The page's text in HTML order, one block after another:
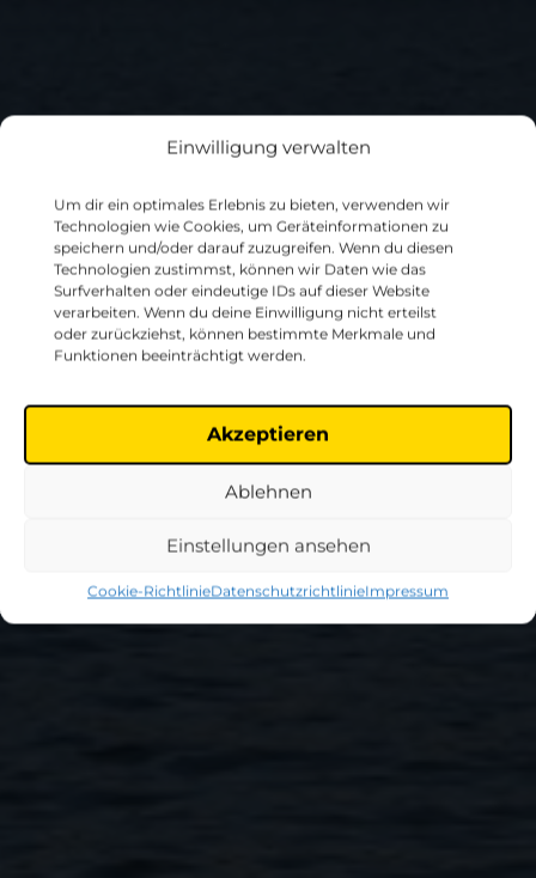
Einwilligung verwalten
Um dir ein optimales Erlebnis zu bieten, verwenden wir
Technologien wie Cookies, um Geräteinformationen zu
speichern und/oder darauf zuzugreifen. Wenn du diesen
Technologien zustimmst, können wir Daten wie das
Surfverhalten oder eindeutige IDs auf dieser Website
verarbeiten. Wenn du deine Einwilligung nicht erteilst
oder zurückziehst, können bestimmte Merkmale und
Funktionen beeinträchtigt werden.
Akzeptieren
Ablehnen
Einstellungen ansehen
Cookie-RichtlinieDatenschutzrichtlinieImpressum
Wi
l
df
a
n
g
-
A
k
a
d
e
mi
e
A
n
m
e
l
d
u
n
g